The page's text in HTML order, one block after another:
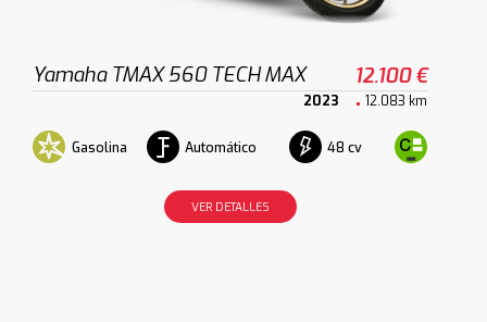
Yamaha TMAX 560 TECH MAX 12.100 €
2023 12.083 km
Gasolina Automático 48 cv
VER DETALLES